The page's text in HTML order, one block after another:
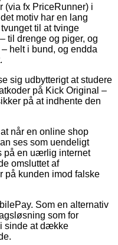
(via fx PriceRunner) i
motiv har en lang
til at tvinge
til drenge og piger, og
helt i bund, og endda
sig udbytterigt at studere
på Kick Original –
på at indhente den
når en online shop
ses som uendeligt
på en uærlig internet
omsluttet af
på kunden imod falske
Som en alternativ
som for
sinde at dække